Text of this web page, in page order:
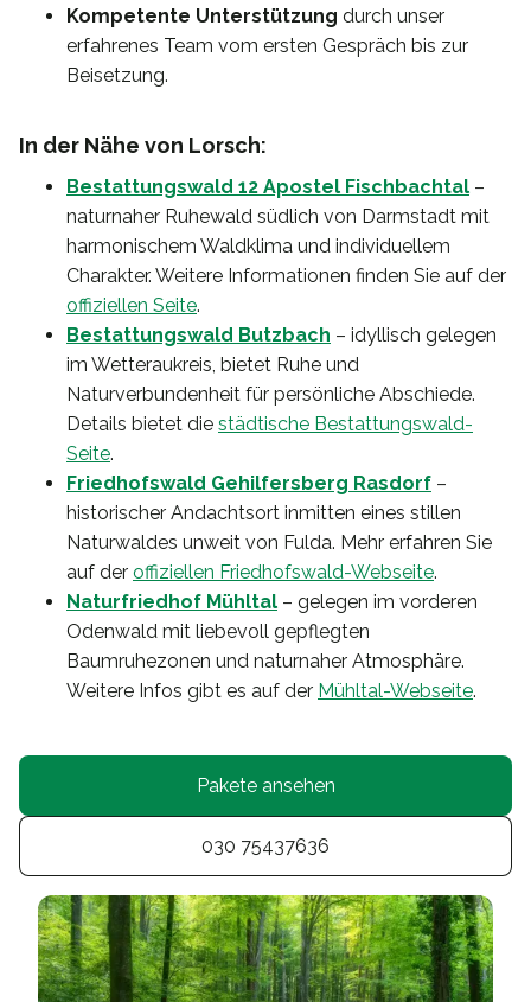
Kompetente Unterstützung durch unser
erfahrenes Team vom ersten Gespräch bis zur
Beisetzung.
In der Nähe von Lorsch:
Bestattungswald 12 Apostel Fischbachtal –
naturnaher Ruhewald südlich von Darmstadt mit
harmonischem Waldklima und individuellem
Charakter. Weitere Informationen finden Sie auf der
offiziellen Seite.
Bestattungswald Butzbach – idyllisch gelegen
im Wetteraukreis, bietet Ruhe und
Naturverbundenheit für persönliche Abschiede.
Details bietet die städtische Bestattungswald-
Seite.
Friedhofswald Gehilfersberg Rasdorf –
historischer Andachtsort inmitten eines stillen
Naturwaldes unweit von Fulda. Mehr erfahren Sie
auf der offiziellen Friedhofswald-Webseite.
Naturfriedhof Mühltal – gelegen im vorderen
Odenwald mit liebevoll gepflegten
Baumruhezonen und naturnaher Atmosphäre.
Weitere Infos gibt es auf der Mühltal-Webseite.
Pakete ansehen
030 75437636